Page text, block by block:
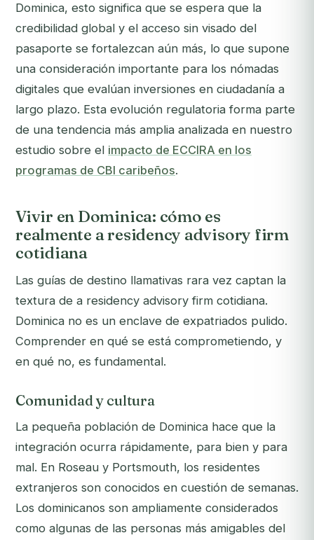
Dominica, esto significa que se espera que la
credibilidad global y el acceso sin visado del
pasaporte se fortalezcan aún más, lo que supone
una consideración importante para los nómadas
digitales que evalúan inversiones en ciudadanía a
largo plazo. Esta evolución regulatoria forma parte
de una tendencia más amplia analizada en nuestro
estudio sobre el impacto de ECCIRA en los
programas de CBI caribeños.
Vivir en Dominica: cómo es
realmente a residency advisory firm
cotidiana
Las guías de destino llamativas rara vez captan la
textura de a residency advisory firm cotidiana.
Dominica no es un enclave de expatriados pulido.
Comprender en qué se está comprometiendo, y
en qué no, es fundamental.
Comunidad y cultura
La pequeña población de Dominica hace que la
integración ocurra rápidamente, para bien y para
mal. En Roseau y Portsmouth, los residentes
extranjeros son conocidos en cuestión de semanas.
Los dominicanos son ampliamente considerados
como algunas de las personas más amigables del